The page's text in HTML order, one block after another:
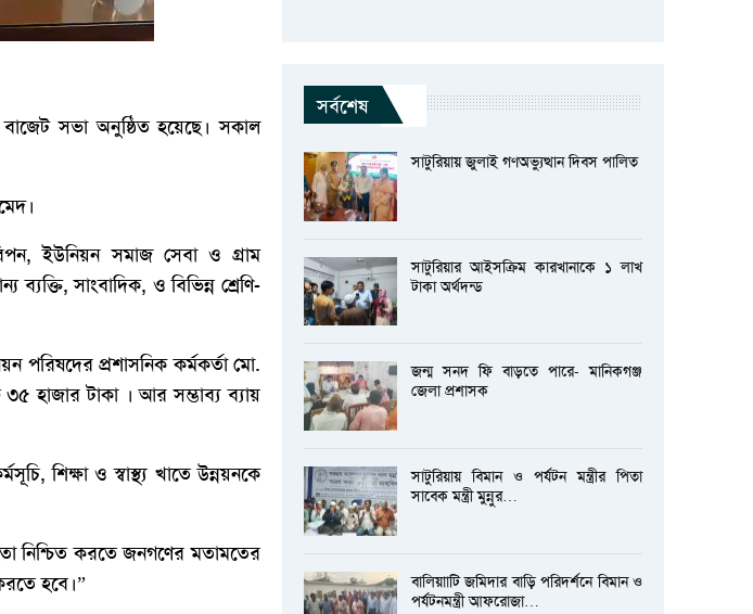
সভা অনুষ্ঠিত হয়েছে। সকাল
ইউনিয়ন সমাজ সেবা ও গ্রাম
সাংবাদিক, ও বিভিন্ন শ্রেণি-
পরিষদের প্রশাসনিক কর্মকর্তা মো.
হাজার টাকা । আর সম্ভাব্য ব্যায়
শিক্ষা ও স্বাস্থ্য খাতে উন্নয়নকে
নিশ্চিত করতে জনগণের মতামতের
হবে।”
সর্বশেষ
সাটুরিয়ায় জুলাই গণঅভ্যুত্থান দিবস পালিত
সাটুরিয়ার আইসক্রিম কারখানাকে ১ লাখ
টাকা অর্থদন্ড
জন্ম সনদ ফি বাড়তে পারে- মানিকগঞ্জ
জেলা প্রশাসক
সাটুরিয়ায় বিমান ও পর্যটন মন্ত্রীর পিতা
সাবেক মন্ত্রী মুন্নুর…
বালিয়াাটি জমিদার বাড়ি পরিদর্শনে বিমান ও
পর্যটনমন্ত্রী আফরোজা…